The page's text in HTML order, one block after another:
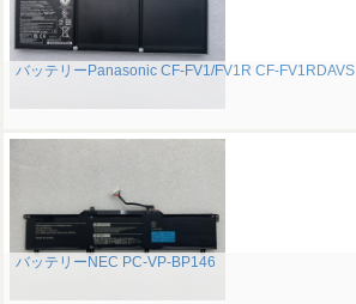
バッテリーPanasonic CF-FV1/FV1R CF-FV1RDAVS
バッテリーNEC PC-VP-BP146